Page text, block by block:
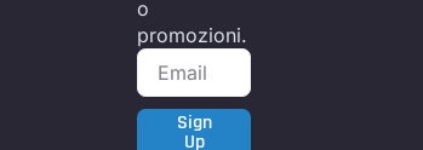
o
promozioni.
Sign
Up